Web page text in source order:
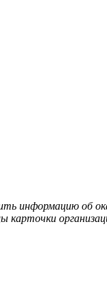
информацию об
карточки